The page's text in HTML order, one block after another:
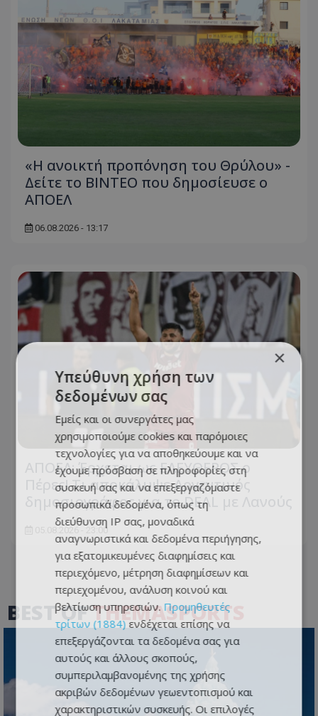
«Η ανοικτή προπόνηση του Θρύλου» -
Δείτε το ΒΙΝΤΕΟ που δημοσίευσε ο
ΑΠΟΕΛ
06.08.2026 - 13:17
ΑΠΟΕΛ: Έρχεται ως ΕΛΕΥΘΕΡΟΣ ο
Πέρες! Τι αποκάλυψε Αργεντινός
δημοσιογράφος για το DEAL με Λανούς
05.08.2026 - 23:00
BEST OFTHEMASPORTS
×
Υπεύθυνη χρήση των
δεδομένων σας
Εμείς και οι συνεργάτες μας
χρησιμοποιούμε cookies και παρόμοιες
τεχνολογίες για να αποθηκεύουμε και να
έχουμε πρόσβαση σε πληροφορίες στη
συσκευή σας και να επεξεργαζόμαστε
προσωπικά δεδομένα, όπως τη
διεύθυνση IP σας, μοναδικά
αναγνωριστικά και δεδομένα περιήγησης,
για εξατομικευμένες διαφημίσεις και
περιεχόμενο, μέτρηση διαφημίσεων και
περιεχομένου, ανάλυση κοινού και
βελτίωση υπηρεσιών. Προμηθευτές
τρίτων (1884) ενδέχεται επίσης να
επεξεργάζονται τα δεδομένα σας για
αυτούς και άλλους σκοπούς,
συμπεριλαμβανομένης της χρήσης
ακριβών δεδομένων γεωεντοπισμού και
χαρακτηριστικών συσκευής. Οι επιλογές